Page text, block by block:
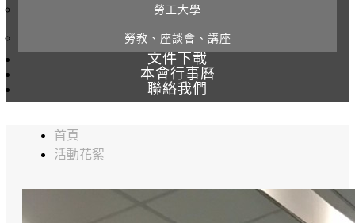
勞工大學
勞教、座談會、講座
文件下載
本會行事曆
聯絡我們
首頁
活動花絮